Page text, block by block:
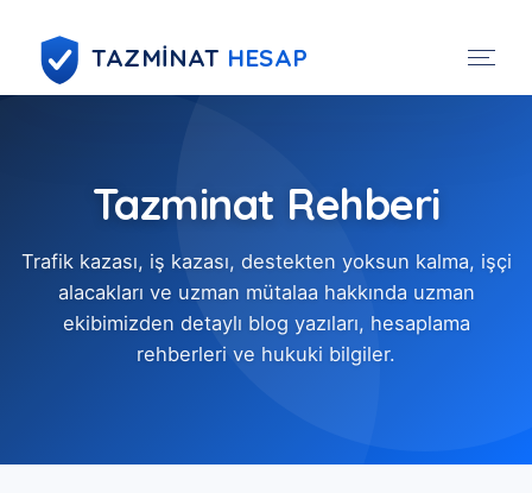
TAZMİNAT HESAP
Tazminat Rehberi
Trafik kazası, iş kazası, destekten yoksun kalma, işçi
alacakları ve uzman mütalaa hakkında uzman
ekibimizden detaylı blog yazıları, hesaplama
rehberleri ve hukuki bilgiler.